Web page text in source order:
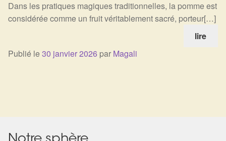
Harmonisation de l’être
Soin beauté
Déco
Dans les pratiques magiques traditionnelles, la pomme est
considérée comme un fruit véritablement sacré, porteur[…]
lire
Publié le30 janvier 2026 par Magali